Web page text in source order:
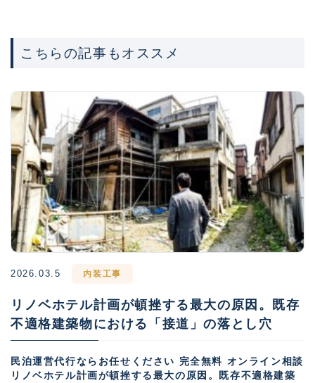
こちらの記事もオススメ
2026.03.5 内装工事
リノベホテル計画が頓挫する最大の原因。既存
不適格建築物における「接道」の落とし穴
民泊運営代行ならお任せください 完全無料 オンライン相談
リノベホテル計画が頓挫する最大の原因。既存不適格建築